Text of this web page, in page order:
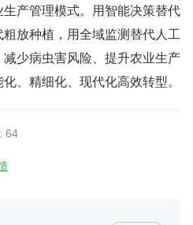
产管理模式。用智能决策替代
放种植，用全域监测替代人工
少病虫害风险、提升农业生产
、精细化、现代化高效转型。
64